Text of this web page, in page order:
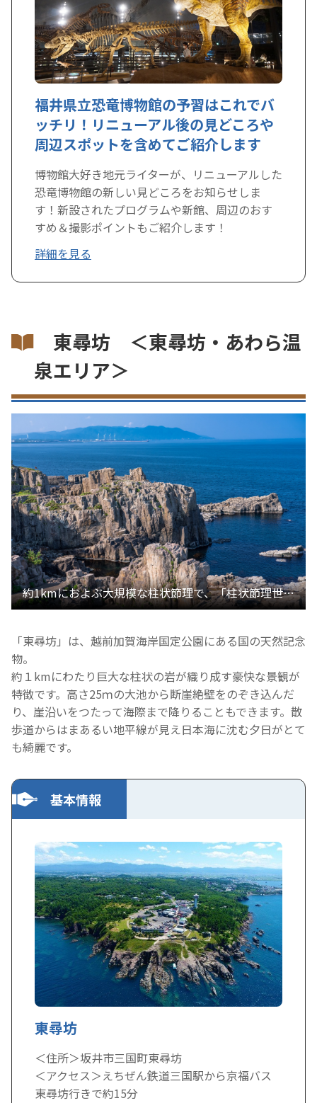
福井県立恐竜博物館の予習はこれでバ
ッチリ！リニューアル後の見どころや
周辺スポットを含めてご紹介します
博物館大好き地元ライターが、リニューアルした
恐竜博物館の新しい見どころをお知らせしま
す！新設されたプログラムや新館、周辺のおす
すめ＆撮影ポイントもご紹介します！
詳細を見る
東尋坊 ＜東尋坊・あわら温
泉エリア＞
「東尋坊」は、越前加賀海岸国定公園にある国の天然記念
物。
約１kmにわたり巨大な柱状の岩が織り成す豪快な景観が
特徴です。高さ25ｍの大池から断崖絶壁をのぞき込んだ
り、崖沿いをつたって海際まで降りることもできます。散
歩道からはまあるい地平線が見え日本海に沈む夕日がとて
も綺麗です。
基本情報
東尋坊
＜住所＞坂井市三国町東尋坊
＜アクセス＞えちぜん鉄道三国駅から京福バス
東尋坊行きで約15分